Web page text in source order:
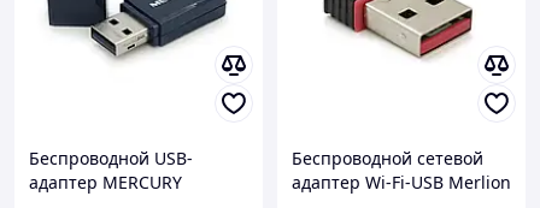
Беспроводной USB-
адаптер MERCURY
Беспроводной сетевой
адаптер Wi-Fi-USB Merlion